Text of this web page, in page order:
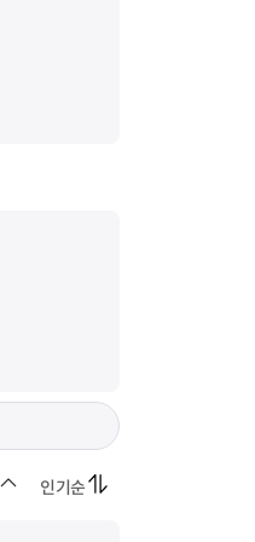
인기순